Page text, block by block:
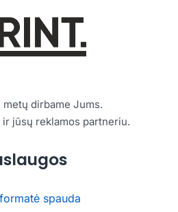
metų dirbame Jums.
jūsų reklamos partneriu.
spauda